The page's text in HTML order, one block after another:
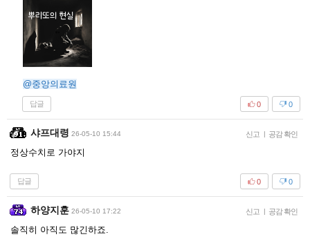
@중앙의료원
답글 0
0
샤프대령 26-05-10 15:44 신고 | 공감 확인
정상수치로 가야지
답글 0
0
하양지훈 26-05-10 17:22 신고 | 공감 확인
솔직히 아직도 많긴하죠.